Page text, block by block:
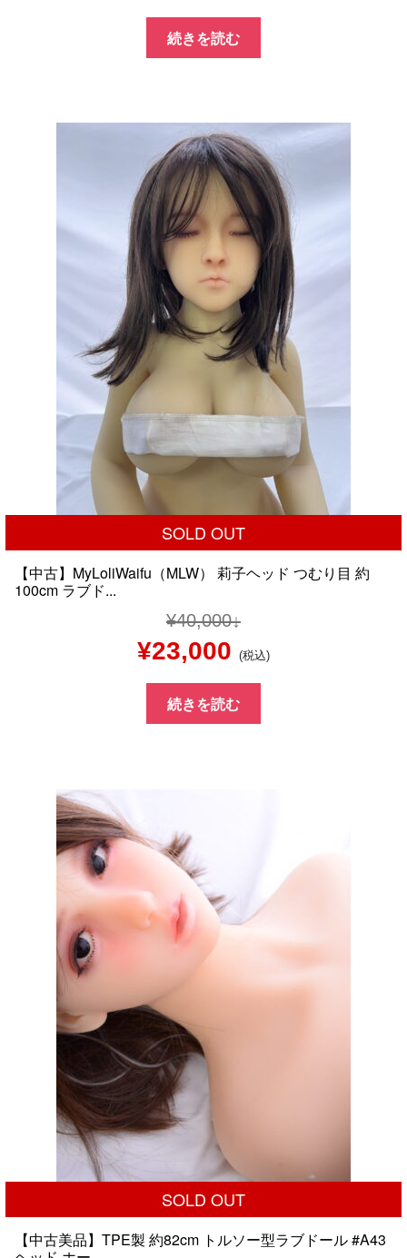
の
価
は
¥40,000
で
し
た。
在
の
格
は
¥19,800
で
す。
続きを読む
SOLD OUT
【中古】MyLoliWaifu（MLW） 莉子ヘッド つむり目 約
100cm ラブド...
¥40,000
元
の
価
¥40,000
で
し
た。
¥23,000 現
在
の
¥23,000
で
す。
(税込)
続きを読む
SOLD OUT
【中古美品】TPE製 約82cm トルソー型ラブドール #A43